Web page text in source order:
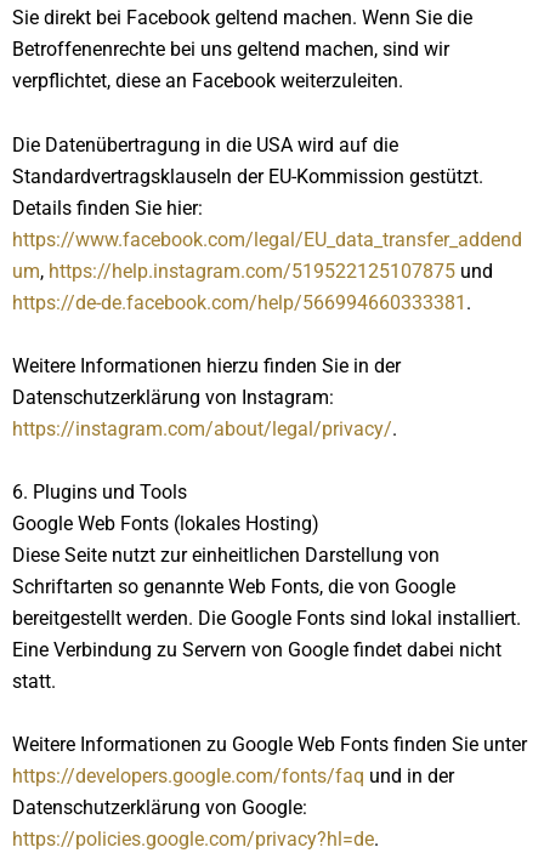
Sie direkt bei Facebook geltend machen. Wenn Sie die
Betroffenenrechte bei uns geltend machen, sind wir
verpflichtet, diese an Facebook weiterzuleiten.
Die Datenübertragung in die USA wird auf die
Standardvertragsklauseln der EU-Kommission gestützt.
Details finden Sie hier:
https://www.facebook.com/legal/EU_data_transfer_addend
um, https://help.instagram.com/519522125107875 und
https://de-de.facebook.com/help/566994660333381 .
Weitere Informationen hierzu finden Sie in der
Datenschutzerklärung von Instagram:
https://instagram.com/about/legal/privacy/.
6. Plugins und Tools
Google Web Fonts (lokales Hosting)
Diese Seite nutzt zur einheitlichen Darstellung von
Schriftarten so genannte Web Fonts, die von Google
bereitgestellt werden. Die Google Fonts sind lokal installiert.
Eine Verbindung zu Servern von Google findet dabei nicht
statt.
Weitere Informationen zu Google Web Fonts finden Sie unter
https://developers.google.com/fonts/faq und in der
Datenschutzerklärung von Google:
https://policies.google.com/privacy?hl=de.